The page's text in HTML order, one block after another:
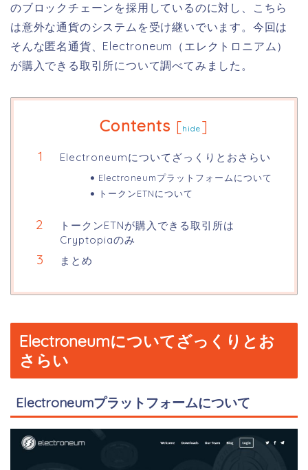
のブロックチェーンを採用しているのに対し、こちら
は意外な通貨のシステムを受け継いでいます。今回は
そんな匿名通貨、Electroneum（エレクトロニアム）
が購入できる取引所について調べてみました。
Contents [hide ]
Electroneumについてざっくりとおさらい
Electroneumプラットフォームについて
トークンETNについて
トークンETNが購入できる取引所は
Cryptopiaのみ
まとめ
Electroneumについてざっくりとお
さらい
Electroneumプラットフォームについて